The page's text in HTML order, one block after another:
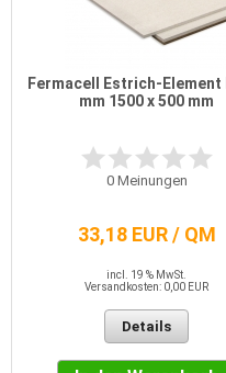
Fermacell Estrich-Element
mm 1500 x 500 mm
0Meinungen
33,18 EUR / QM
incl. 19 % MwSt.
Versandkosten: 0,00 EUR
Details